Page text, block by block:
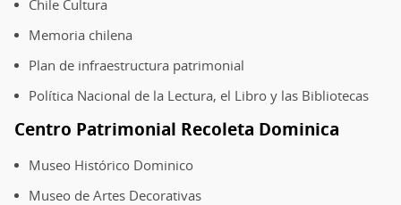
Chile Cultura
Memoria chilena
Plan de infraestructura patrimonial
Política Nacional de la Lectura, el Libro y las Bibliotecas
Centro Patrimonial Recoleta Dominica
Museo Histórico Dominico
Museo de Artes Decorativas